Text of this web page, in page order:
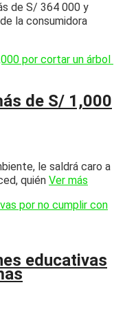
de S/ 364 000 y
la consumidora
de S/ 1,000
le saldrá caro a
quién Ver más
educativas